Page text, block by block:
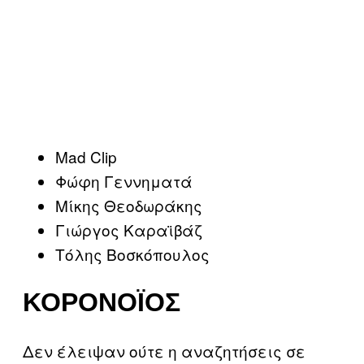
Mad Clip
Φώφη Γεννηματά
Μίκης Θεοδωράκης
Γιώργος Καραϊβάζ
Τόλης Βοσκόπουλος
ΚΟΡΟΝΟΪΌΣ
Δεν έλειψαν ούτε η αναζητήσεις σε